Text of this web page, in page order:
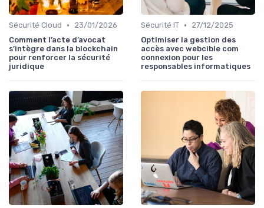
Sécurité Cloud •
23/01/2026
Comment l’acte d’avocat
s’intègre dans la blockchain
pour renforcer la sécurité
juridique
Sécurité IT •
27/12/2025
Optimiser la gestion des
accès avec webcible com
connexion pour les
responsables informatiques